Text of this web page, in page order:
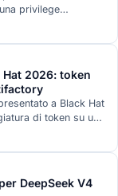
privilege
Il 26,0% risolve la
della causa.
Hat 2026: token
a Black Hat
di token su un
servizio di
fra run di
pubblicati dalle
DeepSeek V4